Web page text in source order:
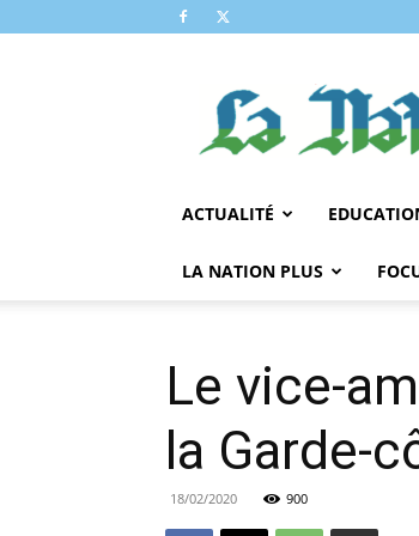
ACTUALITÉ
LA NATION PLUS
Le vice-
la Garde-
18/02/2020 900